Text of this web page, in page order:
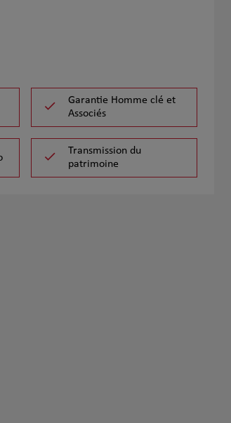
Garantie Homme clé et
Associés
Transmission du
patrimoine